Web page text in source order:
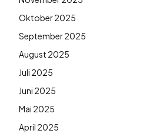
Oktober 2025
September 2025
August 2025
Juli 2025
Juni 2025
Mai 2025
April 2025